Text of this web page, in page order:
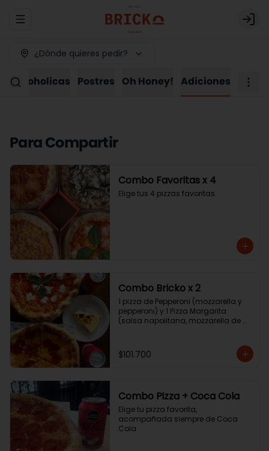
Abrir menu de navegación Login
¿Dónde quieres pedir?
Alcoholicas Postres Oh Honey! Adiciones
Para Compartir
Combo Favoritas x 4
Elige tus 4 pizzas favoritas.
Combo Bricko x 2
1 pizza de Pepperoni (mozzarella y
pepperoni) y 1 Pizza Margarita
(salsa napolitana, mozzarella de
$101.700
Combo Pizza + Coca Cola
Elige tu pizza favorita,
acompañada siempre de Coca
Cola